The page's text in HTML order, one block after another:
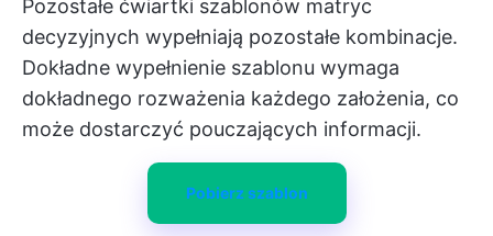
Pozostałe ćwiartki szablonów matryc
decyzyjnych wypełniają pozostałe kombinacje.
Dokładne wypełnienie szablonu wymaga
dokładnego rozważenia każdego założenia, co
może dostarczyć pouczających informacji.
Pobierz szablon